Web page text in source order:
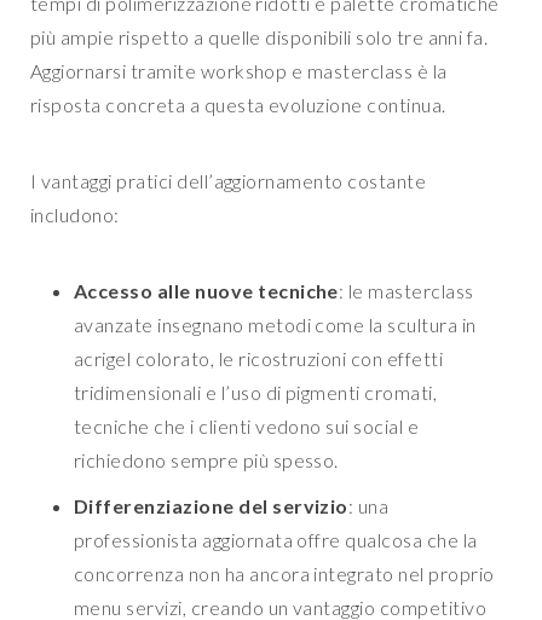
più ampie rispetto a quelle disponibili solo tre anni fa.
Aggiornarsi tramite workshop e masterclass è la
risposta concreta a questa evoluzione continua.
I vantaggi pratici dell’aggiornamento costante
includono:
Accesso alle nuove tecniche: le masterclass
avanzate insegnano metodi come la scultura in
acrigel colorato, le ricostruzioni con effetti
tridimensionali e l’uso di pigmenti cromati,
tecniche che i clienti vedono sui social e
richiedono sempre più spesso.
Differenziazione del servizio: una
professionista aggiornata offre qualcosa che la
concorrenza non ha ancora integrato nel proprio
menu servizi, creando un vantaggio competitivo